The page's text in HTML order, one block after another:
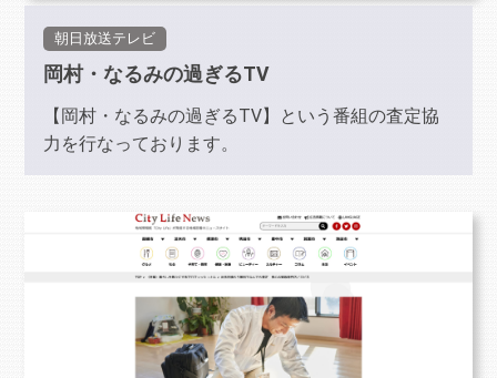
朝日放送テレビ
岡村・なるみの過ぎるTV
【岡村・なるみの過ぎるTV】という番組の査定協
力を行なっております。